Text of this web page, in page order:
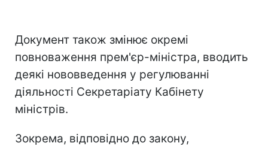
Документ також змінює окремі
повноваження прем'єр-міністра, вводить
деякі нововведення у регулюванні
діяльності Секретаріату Кабінету
міністрів.
Зокрема, відповідно до закону,